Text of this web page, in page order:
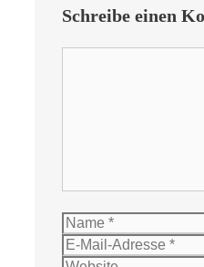
Schreibe einen
Name